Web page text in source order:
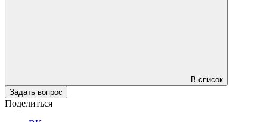
В список
Задать вопрос
Поделиться